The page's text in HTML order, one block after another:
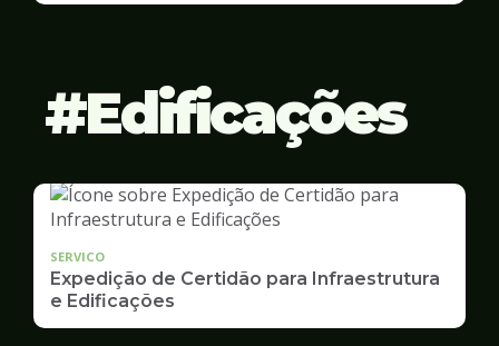
Edificações
SERVICO
Expedição de Certidão para Infraestrutura
e Edificações